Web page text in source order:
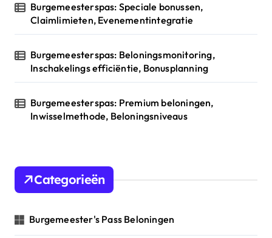
Burgemeesterspas: Speciale bonussen,
Claimlimieten, Evenementintegratie
Burgemeesterspas: Beloningsmonitoring,
Inschakelings efficiëntie, Bonusplanning
Burgemeesterspas: Premium beloningen,
Inwisselmethode, Beloningsniveaus
Categorieën
Burgemeester's Pass Beloningen